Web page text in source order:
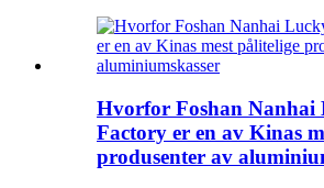
Hvorfor Foshan Nanhai
Factory er en av Kinas
produsenter av